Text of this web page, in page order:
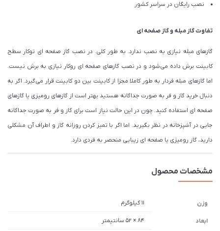
نصب رایگان در سراسر کشور
تفاوت گاز مبله و گاز صفحه ای
گازهای مبله نیازی به نصب ندارد. به طور کلی. در نصب گاز صفحه ای توکار سطح
کابینت برش داده می‌شود و در نصب گازهای صفحه ای روکار نیازی به برش نیست.
اما گازهای مبله فردار به طور کاملا مجزا از کابینت بین دو کابینت قرار می‌گیرد. اگر به
دنبال خرید گاز و فر به صورت جداگانه هستید بهتر است از گازهای رومیزی یا گازهای
صفحه ای استفاده کنید. چون در این حالت نیاز است برای گاز و فر به صورت جداگانه
جایی در آشپزخانه در نظر بگیرید. اما اگر با تمیز کردن روزانه گاز و اطراف آن مشکلی
دارید، گاز رومیزی یا صفحه ای زیبایی منحصر به فردی دارد.
مشخصات محصول
وزن 11 کیلوگرم
ابعاد 84 × 52 سانتیمتر